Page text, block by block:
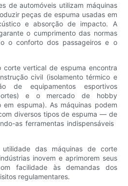
de automóveis utilizam máquinas
peças de espuma usadas em
e absorção de impacto. A
o cumprimento das normas
o conforto dos passageiros e o
corte vertical de espuma encontra
civil (isolamento térmico e
de equipamentos esportivos
e o mercado de hobby
em espuma). As máquinas podem
diversos tipos de espuma — de
as ferramentas indispensáveis
das máquinas de corte
inovem e aprimorem seus
facilidade às demandas dos
regulamentares.